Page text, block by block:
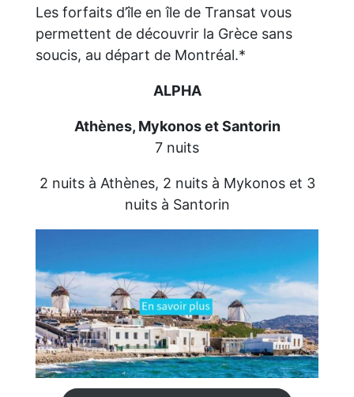
Les forfaits d’île en île de Transat vous
permettent de découvrir la Grèce sans
soucis, au départ de Montréal.*
ALPHA
Athènes, Mykonos et Santorin
7 nuits
2 nuits à Athènes, 2 nuits à Mykonos et 3
nuits à Santorin